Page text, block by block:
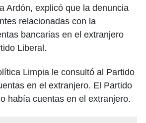
Ardón, explicó que la denuncia
relacionadas con la
bancarias en el extranjero
Liberal.
Limpia le consultó al Partido
en el extranjero. El Partido
había cuentas en el extranjero.